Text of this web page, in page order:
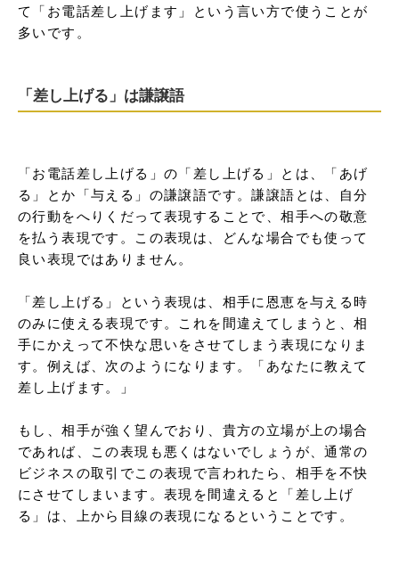
て「お電話差し上げます」という言い方で使うことが
多いです。
「差し上げる」は謙譲語
「お電話差し上げる」の「差し上げる」とは、「あげ
る」とか「与える」の謙譲語です。謙譲語とは、自分
の行動をへりくだって表現することで、相手への敬意
を払う表現です。この表現は、どんな場合でも使って
良い表現ではありません。
「差し上げる」という表現は、相手に恩恵を与える時
のみに使える表現です。これを間違えてしまうと、相
手にかえって不快な思いをさせてしまう表現になりま
す。例えば、次のようになります。「あなたに教えて
差し上げます。」
もし、相手が強く望んでおり、貴方の立場が上の場合
であれば、この表現も悪くはないでしょうが、通常の
ビジネスの取引でこの表現で言われたら、相手を不快
にさせてしまいます。表現を間違えると「差し上げ
る」は、上から目線の表現になるということです。